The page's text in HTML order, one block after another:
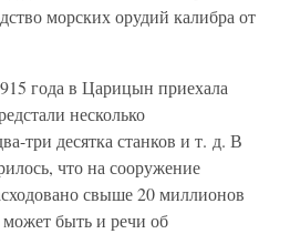
морских орудий калибра от
года в Царицын приехала
несколько
три десятка станков и т. д. В
что на сооружение
свыше 20 миллионов
быть и речи об